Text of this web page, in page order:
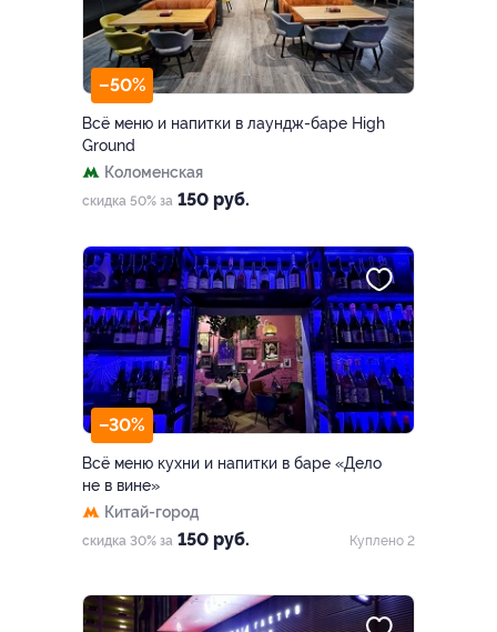
–50%
Всё меню и напитки в лаундж-баре High
Ground
Коломенская
скидка 50% за 150 руб.
–30%
Всё меню кухни и напитки в баре «Дело
не в вине»
Китай-город
скидка 30% за 150 руб. Куплено 2